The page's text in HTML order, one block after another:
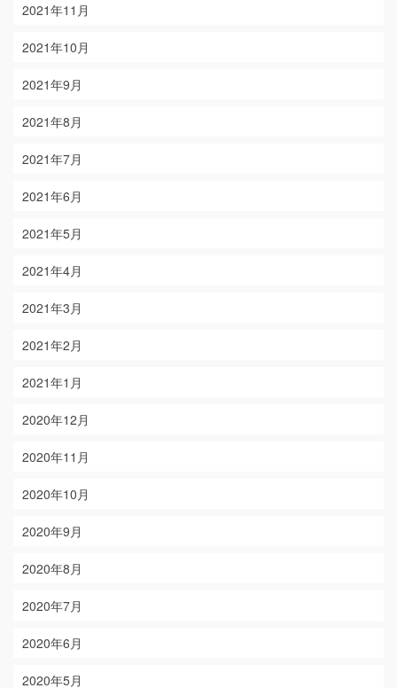
2021年11月
2021年10月
2021年9月
2021年8月
2021年7月
2021年6月
2021年5月
2021年4月
2021年3月
2021年2月
2021年1月
2020年12月
2020年11月
2020年10月
2020年9月
2020年8月
2020年7月
2020年6月
2020年5月